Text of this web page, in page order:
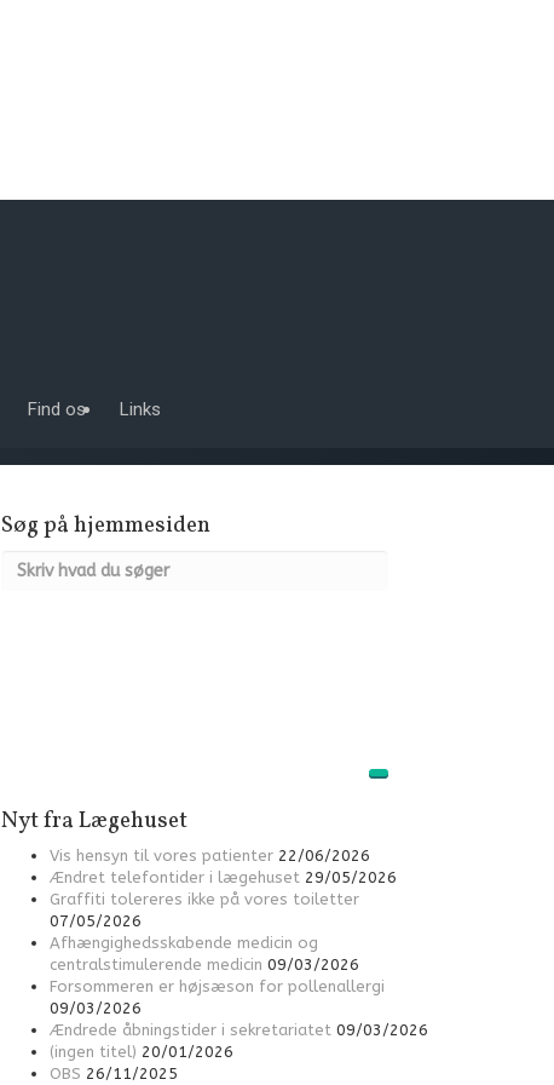
Find os Links
Søg på hjemmesiden
Nyt fra Lægehuset
Vis hensyn til vores patienter 22/06/2026
Ændret telefontider i lægehuset 29/05/2026
Graffiti tolereres ikke på vores toiletter
07/05/2026
Afhængighedsskabende medicin og
centralstimulerende medicin 09/03/2026
Forsommeren er højsæson for pollenallergi
09/03/2026
Ændrede åbningstider i sekretariatet 09/03/2026
(ingen titel) 20/01/2026
OBS 26/11/2025